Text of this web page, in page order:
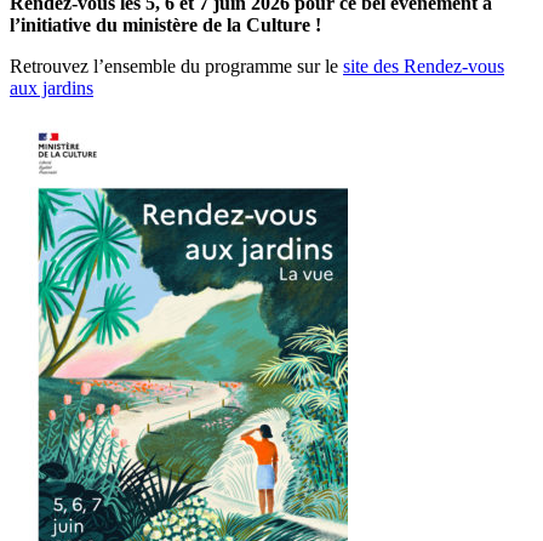
l’initiative du ministère de la Culture !
Retrouvez l’ensemble du programme sur le site des Rendez-vous
aux jardins